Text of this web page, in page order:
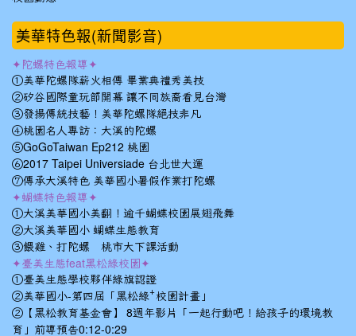
美華特色報(新聞影音)
✦陀螺特色報導✦
①美華陀螺隊薪火相傳 畢業典禮秀美技
②矽谷國際童玩節開幕 讓不同族裔看見台灣
③發揚傳統技藝！美華陀螺隊絕技非凡
④桃園名人專訪：大溪的陀螺
⑤GoGoTaiwan Ep212 桃園
⑥2017 Taipei Universiade 台北世大運
⑦傳承大溪特色 美華國小暑假作業打陀螺
✦蝴蝶特色報導✦
①大溪美華國小美翻！逾千蝴蝶校園展翅飛舞
②大溪美華國小 蝴蝶生態教育
③餵雞、打陀螺 桃市大下課活動
✦臺美生態feat黑松綠校園✦
①臺美生態學校夥伴綠旗認證
②美華國小-第四屆「黑松綠⁺校園計畫」
②【黑松教育基金會】 8週年影片「一起行動吧！給孩子的環境教
育」前導預告0:12-0:29